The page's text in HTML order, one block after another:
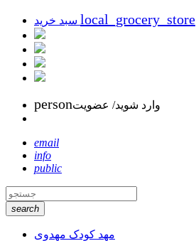
local_grocery_store
personوارد شوید/ عضویت
email
info
public
search
مهد کودک مهدوی